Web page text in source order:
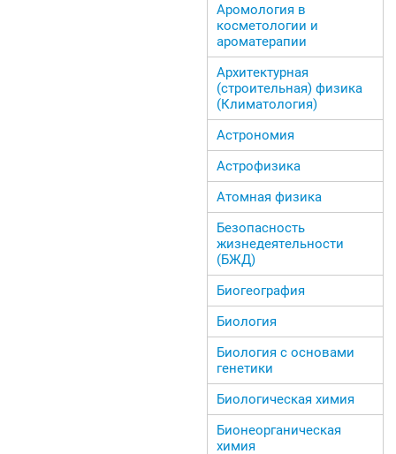
Аромология в
косметологии и
ароматерапии
Архитектурная
(строительная) физика
(Климатология)
Астрономия
Астрофизика
Атомная физика
Безопасность
жизнедеятельности
(БЖД)
Биогеография
Биология
Биология с основами
генетики
Биологическая химия
Бионеорганическая
химия